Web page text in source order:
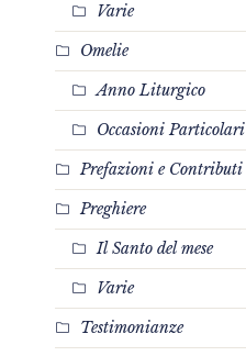
Varie
Omelie
Anno Liturgico
Occasioni Particolari
Prefazioni e Contributi
Preghiere
Il Santo del mese
Varie
Testimonianze